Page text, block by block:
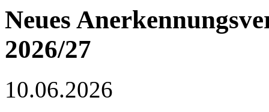
Neues
2026/27
10.06.2026